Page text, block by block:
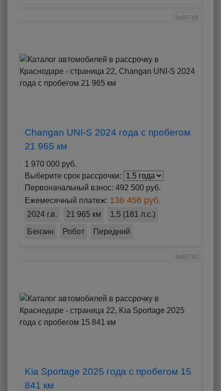
№86786
Changan UNI-S 2024 года с пробегом
21 965 км
1 970 000 руб.
Выберите срок рассрочки:
Первоначальный взнос: 492 500 руб.
Ежемесячный платеж: 136 456 руб.
2024 г.в. 21 965 км 1,5 (181 л.с.)
Бензин Робот Передний
№86780
Kia Sportage 2025 года с пробегом 15
841 км